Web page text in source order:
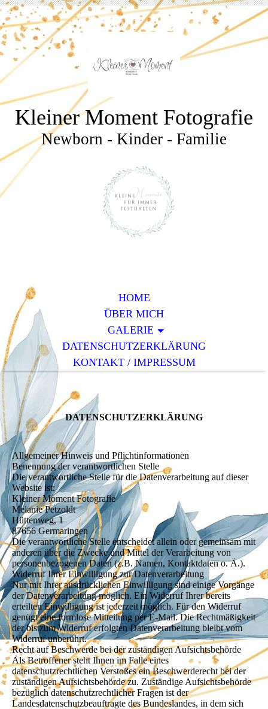
Kleiner Moment Fotografie
Newborn - Kinder - Familie
HOME
ÜBER MICH
GALERIE
DATENSCHUTZERKLÄRUNG
KONTAKT / IMPRESSUM
DATENSCHUTZERKLÄRUNG
Allgemeiner Hinweis und Pflichtinformationen
Benennung der verantwortlichen Stelle
Die verantwortliche Stelle für die Datenverarbeitung auf dieser
Website ist:
Kleiner Moment Fotografie
Melanie Petzoldt
Hüttenweg, 1
87656 Germaringen
Die verantwortliche Stelle entscheidet allein oder gemeinsam mit
anderen über die Zwecke und Mittel der Verarbeitung von
personenbezogenen Daten (z.B. Namen, Kontaktdaten o. Ä.).
Widerruf Ihrer Einwilligung zur Datenverarbeitung
Nur mit Ihrer ausdrücklichen Einwilligung sind einige Vorgänge
der Datenverarbeitung möglich. Ein Widerruf Ihrer bereits
erteilten Einwilligung ist jederzeit möglich. Für den Widerruf
genügt eine formlose Mitteilung per E-Mail. Die Rechtmäßigkeit
der bis zum Widerruf erfolgten Datenverarbeitung bleibt vom
Widerruf unberührt.
Recht auf Beschwerde bei der zuständigen Aufsichtsbehörde
Als Betroffener steht Ihnen im Falle eines
datenschutzrechtlichen Verstoßes ein Beschwerderecht bei der
zuständigen Aufsichtsbehörde zu. Zuständige Aufsichtsbehörde
bezüglich datenschutzrechtlicher Fragen ist der
Landesdatenschutzbeauftragte des Bundeslandes, in dem sich